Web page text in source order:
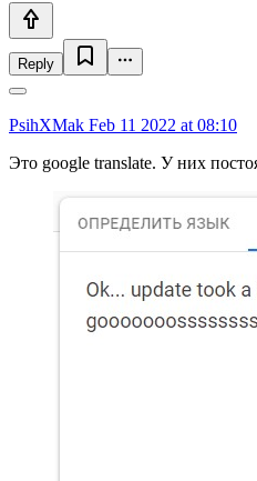
Reply
PsihXMak Feb 11 2022 at 08:10
Это google translate. У них